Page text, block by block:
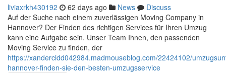
liviaxrkh430192 62 days ago News
Discuss
Auf der Suche nach einem zuverlässigen Moving Company in
Hannover? Der Finden des richtigen Services für Ihren Umzug
kann eine Aufgabe sein. Unser Team Ihnen, den passenden
Moving Service zu finden, der
https://xandercidd042984.madmouseblog.com/22424102/
hannover-finden-sie-den-besten-umzugsservice